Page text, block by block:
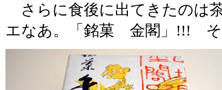
さらに食後に出てきたのは
エなあ。「銘菓 金閣」!!!